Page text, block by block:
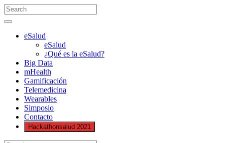
eSalud
eSalud
¿Qué es la eSalud?
Big Data
mHealth
Gamificación
Telemedicina
Wearables
Simposio
Contacto
Hackathonsalud 2021